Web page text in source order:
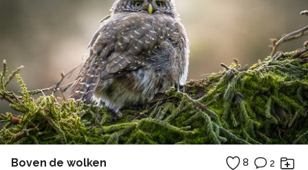
Boven de wolken 8 2